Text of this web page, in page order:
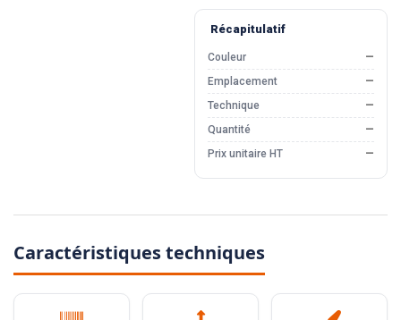
Récapitulatif
Couleur
—
Emplacement
—
Technique
—
Quantité
—
Prix unitaire HT
—
Caractéristiques techniques